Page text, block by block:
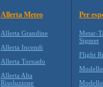
Allerta Meteo
Allerta Grandine
Allerta Incendi
Allerta Tornado
Allerta Alta
Risoluzione
Per
Metar-
Sigmet
Flight